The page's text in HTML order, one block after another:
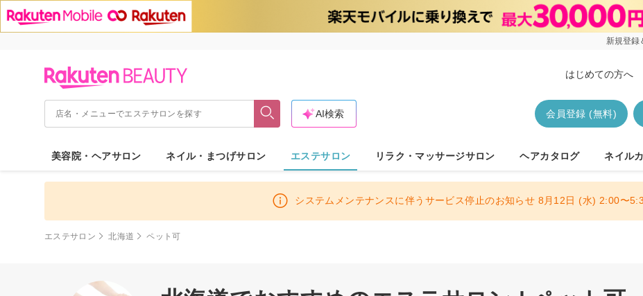
新規登録
はじめての方へ
会員登録 (無料)
AI検索
美容院・ヘアサロン ネイル・まつげサロン エステサロン リラク・マッサージサロン ヘアカタログ ネイル
システムメンテナンスに伴うサービス停止のお知らせ 8月12日 (水) 2:00〜
エステサロン 北海道 ペット可